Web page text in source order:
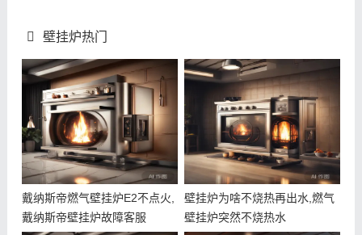
壁挂炉热门
戴纳斯帝燃气壁挂炉E2不点火,
戴纳斯帝壁挂炉故障客服
壁挂炉为啥不烧热再出水,燃气
壁挂炉突然不烧热水